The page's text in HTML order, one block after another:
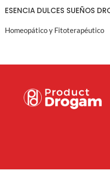
ESENCIA DULCES SUEÑOS
Homeopático y Fitoterapéutico